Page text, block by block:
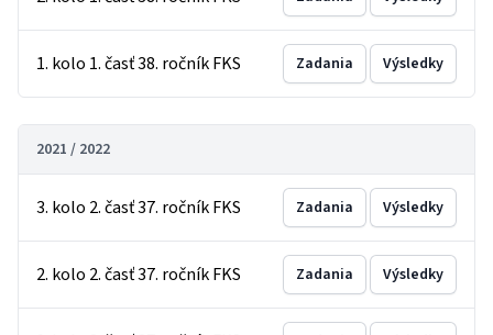
1. kolo 1. časť 38. ročník FKS Zadania Výsledky
2021 / 2022
3. kolo 2. časť 37. ročník FKS Zadania Výsledky
2. kolo 2. časť 37. ročník FKS Zadania Výsledky